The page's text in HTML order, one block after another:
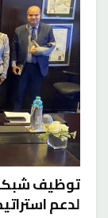
توظيف شبكة
لدعم